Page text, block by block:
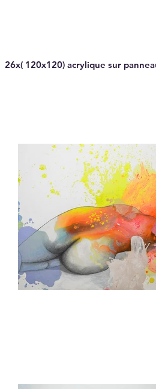
26x( 120x120) acrylique sur